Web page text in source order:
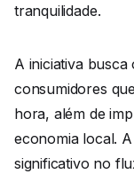
tranquilidade.
A iniciativa busca
consumidores
hora, além de
economia local.
significativo no